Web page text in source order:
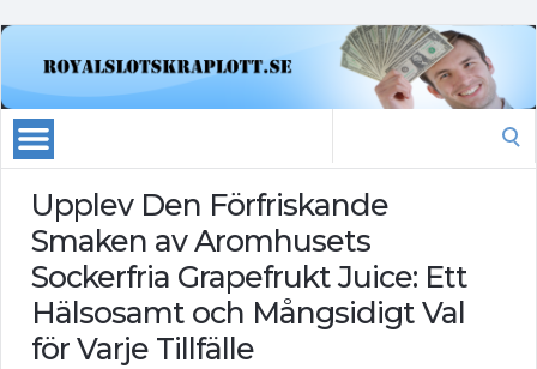
Upplev Den Förfriskande
Smaken av Aromhusets
Sockerfria Grapefrukt Juice: Ett
Hälsosamt och Mångsidigt Val
för Varje Tillfälle